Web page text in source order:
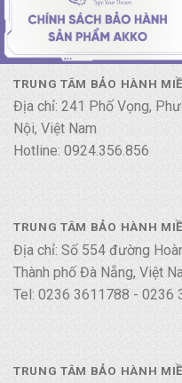
TRUNG TÂM BẢO HÀNH
Địa chỉ: 241 Phố Vọng,
Nội, Việt Nam
Hotline: 0924.356.856
TRUNG TÂM BẢO HÀNH
Địa chỉ: Số 554 đường
Thành phố Đà Nẵng, Việt
Tel: 0236 3611788 - 0236
TRUNG TÂM BẢO HÀNH